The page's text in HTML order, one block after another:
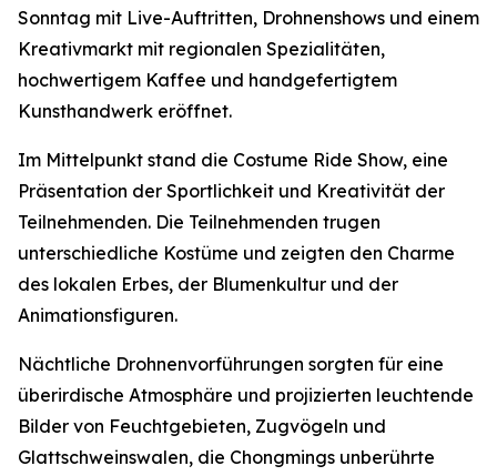
Sonntag mit Live-Auftritten, Drohnenshows und einem
Kreativmarkt mit regionalen Spezialitäten,
hochwertigem Kaffee und handgefertigtem
Kunsthandwerk eröffnet.
Im Mittelpunkt stand die Costume Ride Show, eine
Präsentation der Sportlichkeit und Kreativität der
Teilnehmenden. Die Teilnehmenden trugen
unterschiedliche Kostüme und zeigten den Charme
des lokalen Erbes, der Blumenkultur und der
Animationsfiguren.
Nächtliche Drohnenvorführungen sorgten für eine
überirdische Atmosphäre und projizierten leuchtende
Bilder von Feuchtgebieten, Zugvögeln und
Glattschweinswalen, die Chongmings unberührte